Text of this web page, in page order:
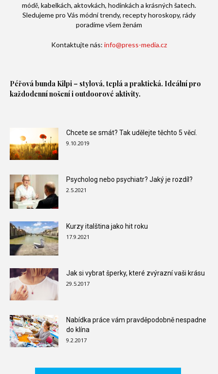
módě, kabelkách, aktovkách, hodinkách a krásných šatech.
Sledujeme pro Vás módní trendy, recepty horoskopy, rády
poradíme všem ženám
Kontaktujte nás: info@press-media.cz
Péřová bunda Kilpi – stylová, teplá a praktická. Ideální pro
každodenní nošení i outdoorové aktivity.
Chcete se smát? Tak udělejte těchto 5 věcí.
9.10.2019
Psycholog nebo psychiatr? Jaký je rozdíl?
2.5.2021
Kurzy italština jako hit roku
17.9.2021
Jak si vybrat šperky, které zvýrazní vaši krásu
29.5.2017
Nabídka práce vám pravděpodobně nespadne
do klína
9.2.2017